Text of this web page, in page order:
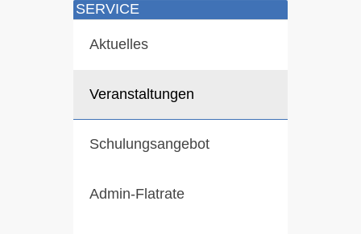
SERVICE
Aktuelles
Veranstaltungen
Schulungsangebot
Admin-Flatrate